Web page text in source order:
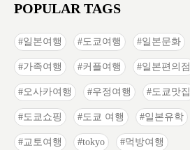
POPULAR TAGS
일본여행 도쿄여행 일본문화
가족여행 커플여행 일본편의점
오사카여행 우정여행 도쿄맛집
도쿄쇼핑 도쿄 여행 일본유학
교토여행 tokyo 먹방여행